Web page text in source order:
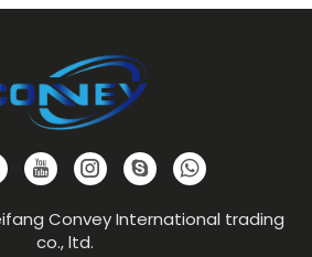
Convey International trading
co., ltd.